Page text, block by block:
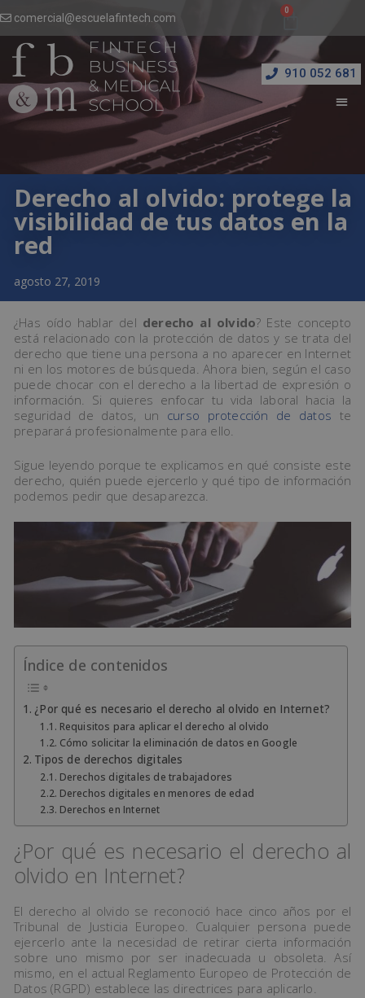
comercial@escuelafintech.com
910 052 681
Derecho al olvido: protege la
visibilidad de tus datos en la
red
agosto 27, 2019
¿Has oído hablar del derecho al olvido? Este concepto
está relacionado con la protección de datos y se trata del
derecho que tiene una persona a no aparecer en Internet
ni en los motores de búsqueda. Ahora bien, según el caso
puede chocar con el derecho a la libertad de expresión o
información. Si quieres enfocar tu vida laboral hacia la
seguridad de datos, un curso protección de datos te
preparará profesionalmente para ello.
Sigue leyendo porque te explicamos en qué consiste este
derecho, quién puede ejercerlo y qué tipo de información
podemos pedir que desaparezca.
Índice de contenidos
¿Por qué es necesario el derecho al olvido en Internet?
Requisitos para aplicar el derecho al olvido
Cómo solicitar la eliminación de datos en Google
Tipos de derechos digitales
Derechos digitales de trabajadores
Derechos digitales en menores de edad
Derechos en Internet
¿Por qué es necesario el derecho al
olvido en Internet?
El derecho al olvido se reconoció hace cinco años por el
Tribunal de Justicia Europeo. Cualquier persona puede
ejercerlo ante la necesidad de retirar cierta información
sobre uno mismo por ser inadecuada u obsoleta. Así
mismo, en el actual Reglamento Europeo de Protección de
Datos (RGPD) establece las directrices para aplicarlo.